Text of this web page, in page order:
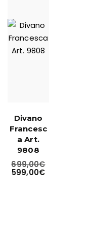
Divano
Francesc
a Art.
9808
699,00€
599,00€